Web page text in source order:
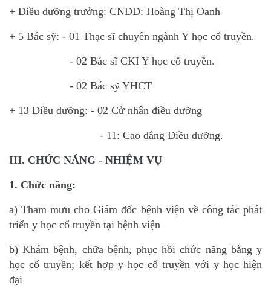
+ Điều dưỡng trưởng: CNDD: Hoàng Thị Oanh
+ 5 Bác sỹ: - 01 Thạc sĩ chuyên ngành Y học cổ truyền.
- 02 Bác sĩ CKI Y học cổ truyền.
- 02 Bác sỹ YHCT
+ 13 Điều dưỡng: - 02 Cử nhân điều dưỡng
- 11: Cao đẳng Điều dưỡng.
III. CHỨC NĂNG - NHIỆM VỤ
1. Chức năng:
a) Tham mưu cho Giám đốc bệnh viện về công tác phát
triển y học cổ truyền tại bệnh viện
b) Khám bệnh, chữa bệnh, phục hồi chức năng bằng y
học cổ truyền; kết hợp y học cổ truyền với y học hiện
đại